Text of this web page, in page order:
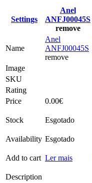
Settings
Anel
ANFJ00045S
remove
Name
Anel
ANFJ00045S
remove
Image
SKU
Rating
Price
0.00€
Stock Esgotado
Availability Esgotado
Add to cart Ler mais
Description